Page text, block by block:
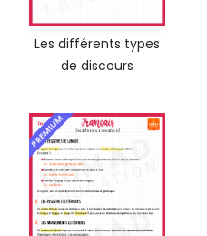
Les différents types
de discours
PREMIUM